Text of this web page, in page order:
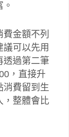
金額不列
可以先用
透過第二筆
，直接升
消費留到生
，整體會比